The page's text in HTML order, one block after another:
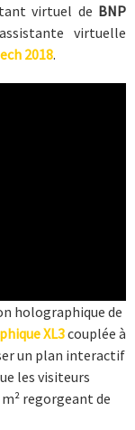
virtuel de BNP
virtuelle
2018.
holographique de
XL3couplée à
un plan interactif
les visiteurs
regorgeant de